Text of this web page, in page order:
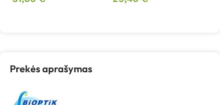
Prekės aprašymas